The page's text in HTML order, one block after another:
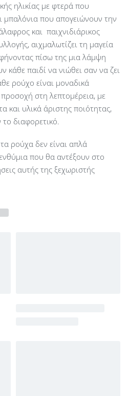
ηλικίας με φτερά που
μπαλόνια που απογειώνουν την
και παιχνιδιάρικος
αιχμαλωτίζει τη μαγεία
πίσω της μια λάμψη
κάθε παιδί να νιώθει σαν να ζει
ρούχο είναι μοναδικά
στη λεπτομέρεια, με
και υλικά άριστης ποιότητας,
διαφορετικό.
ρούχα δεν είναι απλά
που θα αντέξουν στο
αυτής της ξεχωριστής